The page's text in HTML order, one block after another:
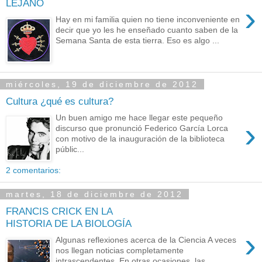
LEJANO
›
Hay en mi familia quien no tiene inconveniente en
decir que yo les he enseñado cuanto saben de la
Semana Santa de esta tierra. Eso es algo ...
miércoles, 19 de diciembre de 2012
Cultura ¿qué es cultura?
›
Un buen amigo me hace llegar este pequeño
discurso que pronunció Federico García Lorca
con motivo de la inauguración de la biblioteca
públic...
2 comentarios:
martes, 18 de diciembre de 2012
FRANCIS CRICK EN LA
HISTORIA DE LA BIOLOGÍA
›
Algunas reflexiones acerca de la Ciencia A veces
nos llegan noticias completamente